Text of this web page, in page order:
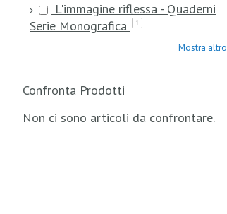
L'immagine riflessa - Quaderni
Serie Monografica
1
Mostra altro
Confronta Prodotti
Non ci sono articoli da confrontare.